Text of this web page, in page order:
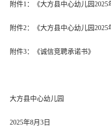
附件1：《大方县中心幼儿园2025
附件2：《大方县中心幼儿园2025
附件3：《诚信竞聘承诺书》
大方县中心幼儿园
2025年8月3日